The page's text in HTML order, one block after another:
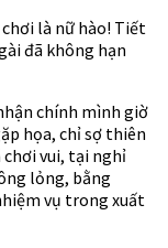
là nữ hào! Tiết
đã không hạn
chính mình giờ
họa, chỉ sợ thiên
vui, tại nghỉ
lỏng, bằng
vụ trong xuất